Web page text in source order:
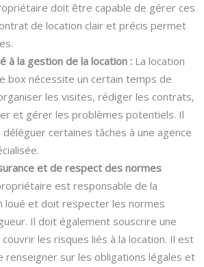
doit être capable de gérer ces
de location clair et précis permet
à la gestion de la location : La location
box nécessite un certain temps de
les visites, rédiger les contrats,
et gérer les problèmes potentiels. Il
certaines tâches à une agence
et de respect des normes
est responsable de la
loué et doit respecter les normes
Il doit également souscrire une
les risques liés à la location. Il est
renseigner sur les obligations légales et